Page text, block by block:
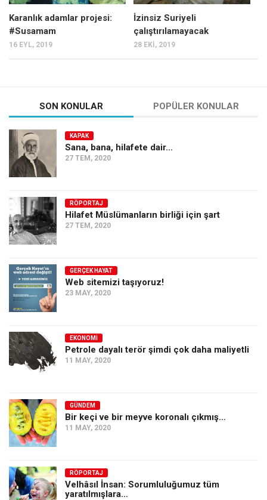
Karanlık adamlar projesi:
#Susamam
16 EYL, 2019
İzinsiz Suriyeli
çalıştırılamayacak
28 EKI, 2019
SON KONULAR POPÜLER KONULAR
KAPAK
Sana, bana, hilafete dair…
27 TEM, 2020
RÖPORTAJ
Hilafet Müslümanların birliği için şart
27 TEM, 2020
GERÇEK HAYAT
Web sitemizi taşıyoruz!
23 MAY, 2020
EKONOMI
Petrole dayalı terör şimdi çok daha maliyetli
11 MAY, 2020
GÜNDEM
Bir keçi ve bir meyve koronalı çıkmış…
11 MAY, 2020
RÖPORTAJ
Velhâsıl İnsan: Sorumluluğumuz tüm
yaratılmışlara…